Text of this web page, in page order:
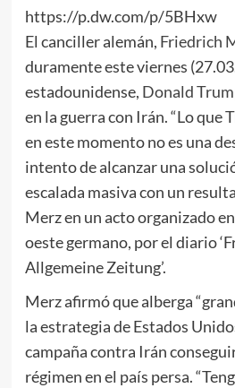
https://p.dw.com/p/5BHxw
El canciller alemán, Friedrich
duramente este viernes
estadounidense, Donald
en la guerra con Irán. “Lo que
en este momento no es una
intento de alcanzar una
escalada masiva con un
Merz en un acto organizado
oeste germano, por el diario
Allgemeine Zeitung’.
Merz afirmó que alberga
la estrategia de Estados
campaña contra Irán
régimen en el país persa.